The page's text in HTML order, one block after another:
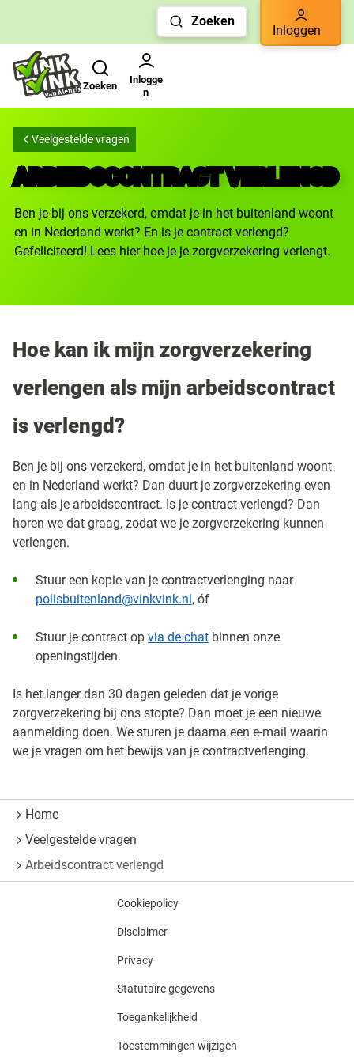
snelle
navigatie
Zoeken
Inloggen
Zoeken
Inlogge
n
Veelgestelde vragen
ARBEIDSCONTRACT VERLENGD
Ben je bij ons verzekerd, omdat je in het buitenland woont
en in Nederland werkt? En is je contract verlengd?
Gefeliciteerd! Lees hier hoe je je zorgverzekering verlengt.
Hoe kan ik mijn zorgverzekering
verlengen als mijn arbeidscontract
is verlengd?
Ben je bij ons verzekerd, omdat je in het buitenland woont
en in Nederland werkt? Dan duurt je zorgverzekering even
lang als je arbeidscontract. Is je contract verlengd? Dan
horen we dat graag, zodat we je zorgverzekering kunnen
verlengen.
Stuur een kopie van je contractverlenging naar
polisbuitenland@vinkvink.nl, óf
Stuur je contract op via de chatbinnen onze
openingstijden.
Is het langer dan 30 dagen geleden dat je vorige
zorgverzekering bij ons stopte? Dan moet je een nieuwe
aanmelding doen. We sturen je daarna een e-mail waarin
we je vragen om het bewijs van je contractverlenging.
Home
Veelgestelde vragen
Arbeidscontract verlengd
Cookiepolicy
Disclaimer
Privacy
Statutaire gegevens
Toegankelijkheid
Toestemmingen wijzigen